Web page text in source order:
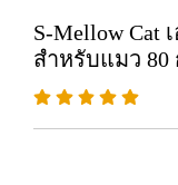
S-Mellow Cat
สำหรับแมว 80